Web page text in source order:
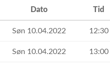
Dato Tid
Søn 10.04.2022 12:30
Søn 10.04.2022 13:00